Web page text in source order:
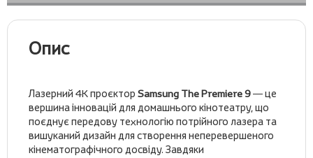
Опис
Лазерний 4K проєктор Samsung The Premiere 9— це
вершина інновацій для домашнього кінотеатру, що
поєднує передову технологію потрійного лазера та
вишуканий дизайн для створення неперевершеного
кінематографічного досвіду. Завдяки